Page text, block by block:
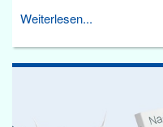
Weiterlesen...